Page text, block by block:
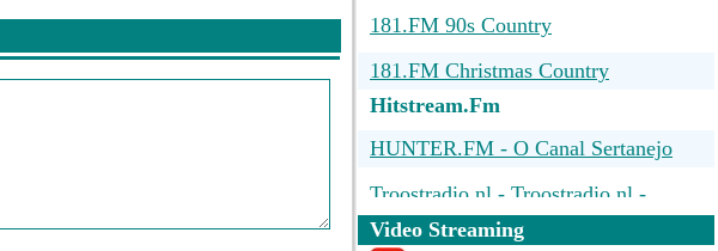
181.FM 90s Country
181.FM Christmas Country
Hitstream.Fm
HUNTER.FM - O Canal Sertanejo
Troostradio.nl - Troostradio.nl -
Muziek Collage 033
Video Streaming